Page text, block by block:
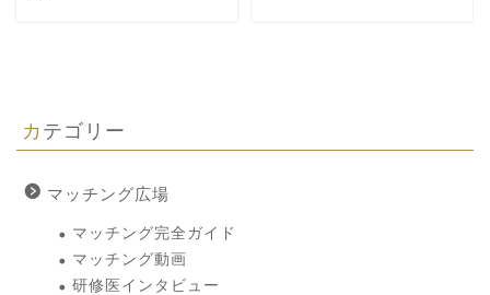
カテゴリー
マッチング広場
マッチング完全ガイド
マッチング動画
研修医インタビュー